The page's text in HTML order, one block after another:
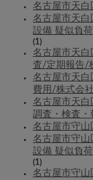
名古屋市天
名古屋市天
設備 疑似負
(1)
名古屋市天
査/定期報告/
名古屋市天
費用/株式会
名古屋市天
調査・検査
名古屋市守
名古屋市守
設備 疑似負
(1)
名古屋市守